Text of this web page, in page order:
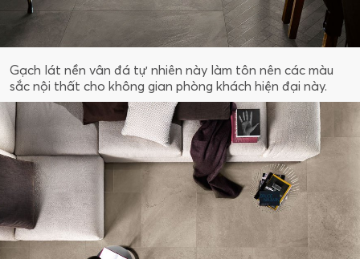
Gạch lát nền vân đá tự nhiên này làm tôn nên các màu
sắc nội thất cho không gian phòng khách hiện đại này.